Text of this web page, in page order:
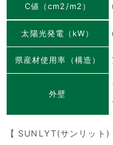
C値（cm2/m2）
太陽光発電（kW）
県産材使用率（構造）
外壁
【 SUNLYT(サンリット)